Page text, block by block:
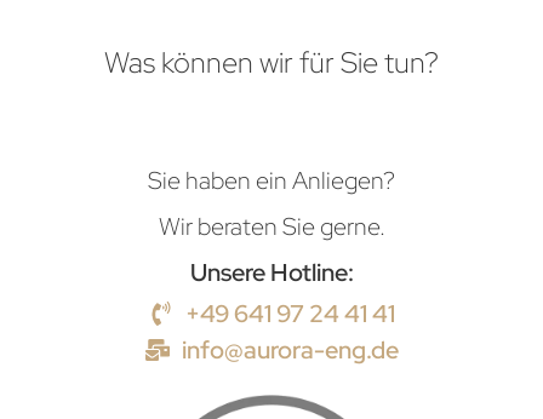
Was können wir für Sie tun?
Sie haben ein Anliegen?
Wir beraten Sie gerne.
Unsere Hotline:
+49 641 97 24 41 41
info@aurora-eng.de